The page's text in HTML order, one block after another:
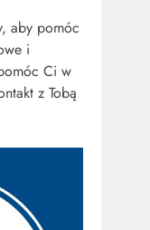
aby pomóc
i
Ci w
z Tobą